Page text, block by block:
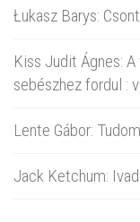
Łukasz Barys:
Kiss Judit Ágnes:
sebészhez fordul :
Lente Gábor:
Jack Ketchum: